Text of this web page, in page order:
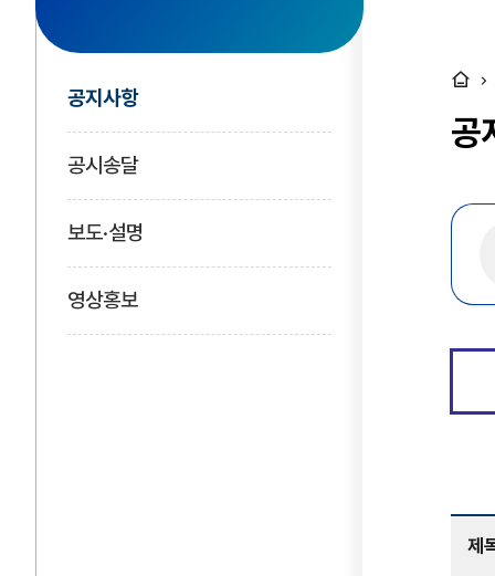
공지사항
공시송달
보도·설명
영상홍보
공
제